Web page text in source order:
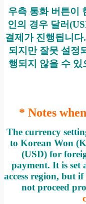
우측 통화 버튼이
인의 경우 달러
결제가 진행됩니다.
되지만 잘못 설정
행되지 않을 수 있
* Notes
The currency
to Korean Won
(USD) for
payment. It is set
access region, but
not proceed